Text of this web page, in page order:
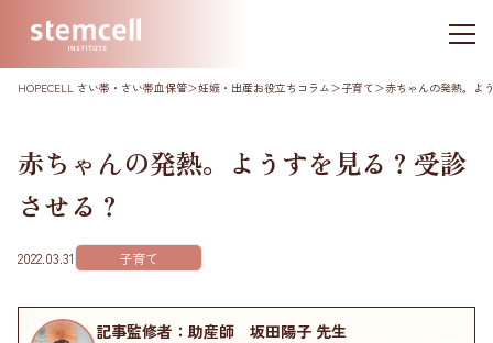
HOPECELL さい帯・さい帯血保管＞妊娠・出産お役立ちコラム＞子育て＞赤ちゃんの発熱。よ
赤ちゃんの発熱。ようすを見る？受診
させる？
2022.03.31 子育て
記事監修者：助産師 坂田陽子 先生